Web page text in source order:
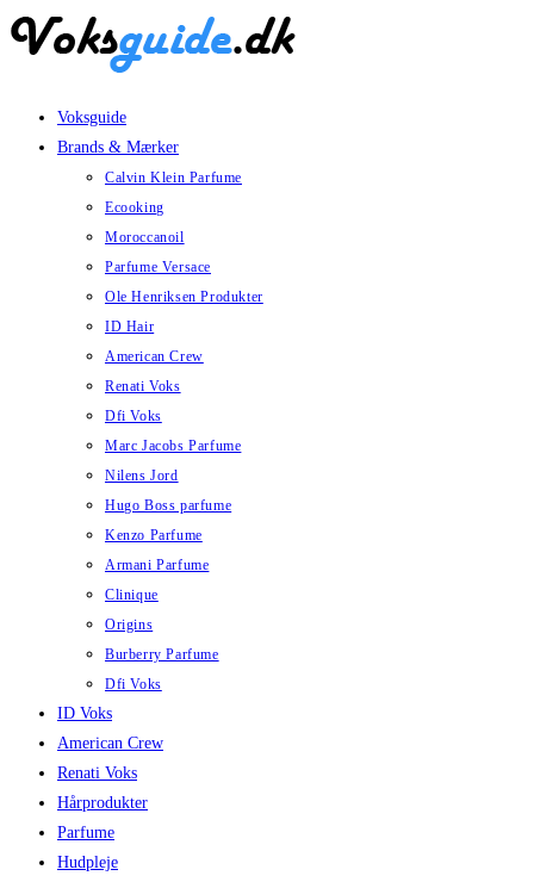
Skip
Voksguide
Brands & Mærker
Calvin Klein Parfume
Ecooking
Moroccanoil
Parfume Versace
Ole Henriksen Produkter
ID Hair
American Crew
Renati Voks
Dfi Voks
Marc Jacobs Parfume
Nilens Jord
Hugo Boss parfume
Kenzo Parfume
Armani Parfume
Clinique
Origins
Burberry Parfume
Dfi Voks
ID Voks
American Crew
Renati Voks
Hårprodukter
Parfume
Hudpleje